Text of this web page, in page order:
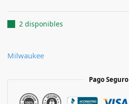
2 disponibles
Milwaukee
Pago Seguro